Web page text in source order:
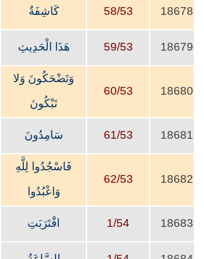
18678
58/53 كَاشِفَةٌ
18679
59/53 هَذَا الْحَدِيثِ
18680
60/53
وَتَضْحَكُونَ وَلا
تَبْكُونَ
18681
61/53 سَامِدُونَ
18682
62/53
فَاسْجُدُوا لِلَّهِ
وَاعْبُدُوا
18683
1/54 اقْتَرَبَتِ